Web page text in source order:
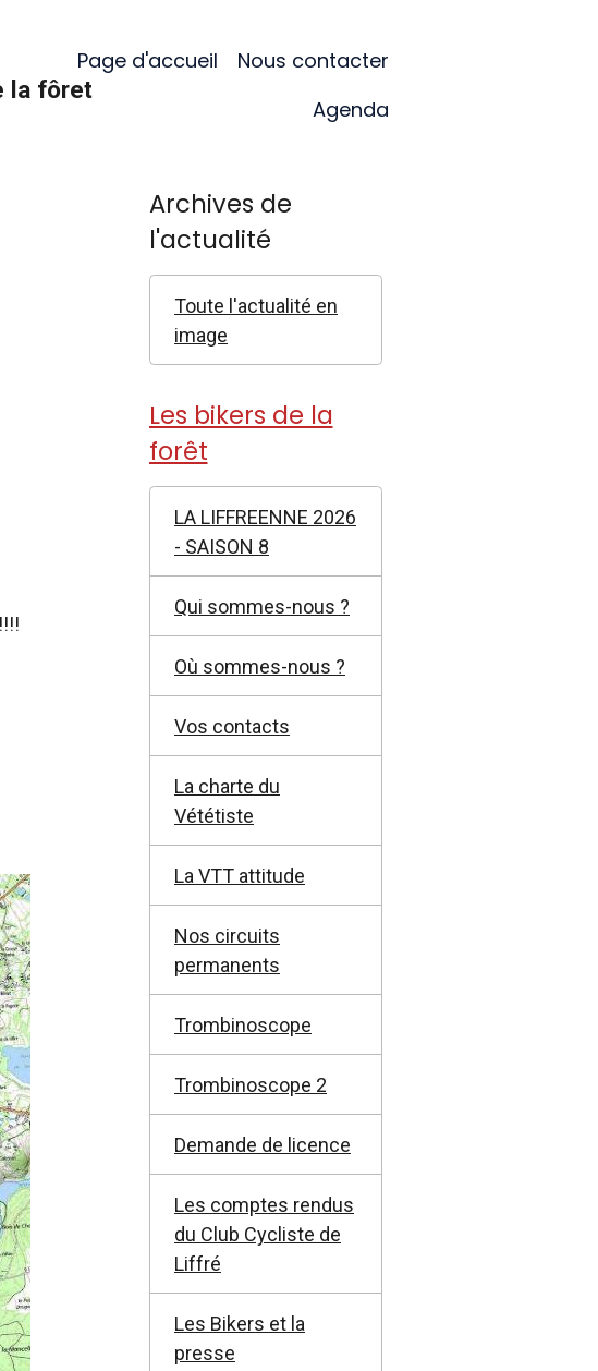
la fôret
Page d'accueil
Nous contacter
Agenda
Archives de
l'actualité
Toute l'actualité en
image
Les bikers de la
forêt
LA LIFFREENNE 2026
- SAISON 8
Qui sommes-nous ?
Où sommes-nous ?
Vos contacts
La charte du
Vététiste
La VTT attitude
Nos circuits
permanents
Trombinoscope
Trombinoscope 2
Demande de licence
Les comptes rendus
du Club Cycliste de
Liffré
Les Bikers et la
presse